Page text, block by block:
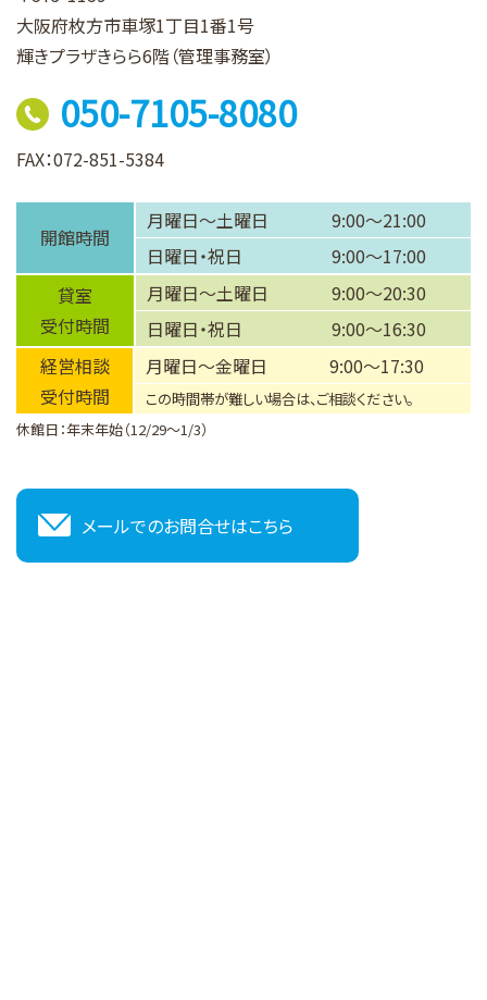
大阪府枚方市車塚1丁目1番1号
輝きプラザきらら6階（管理事務室）
050-7105-8080
FAX：072-851-5384
開館時間
月曜日～土曜日
9:00～21:00
日曜日・祝日
9:00～17:00
貸室
受付時間
月曜日～土曜日
9:00～20:30
日曜日・祝日
9:00～16:30
経営相談
受付時間
月曜日～金曜日 9:00～17:30
この時間帯が難しい場合は、ご相談ください。
休館日：年末年始（12/29～1/3）
メールでのお問合せはこちら